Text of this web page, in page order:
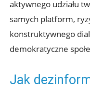
aktywnego udziału
samych platform,
konstruktywnego
demokratyczne
Jak